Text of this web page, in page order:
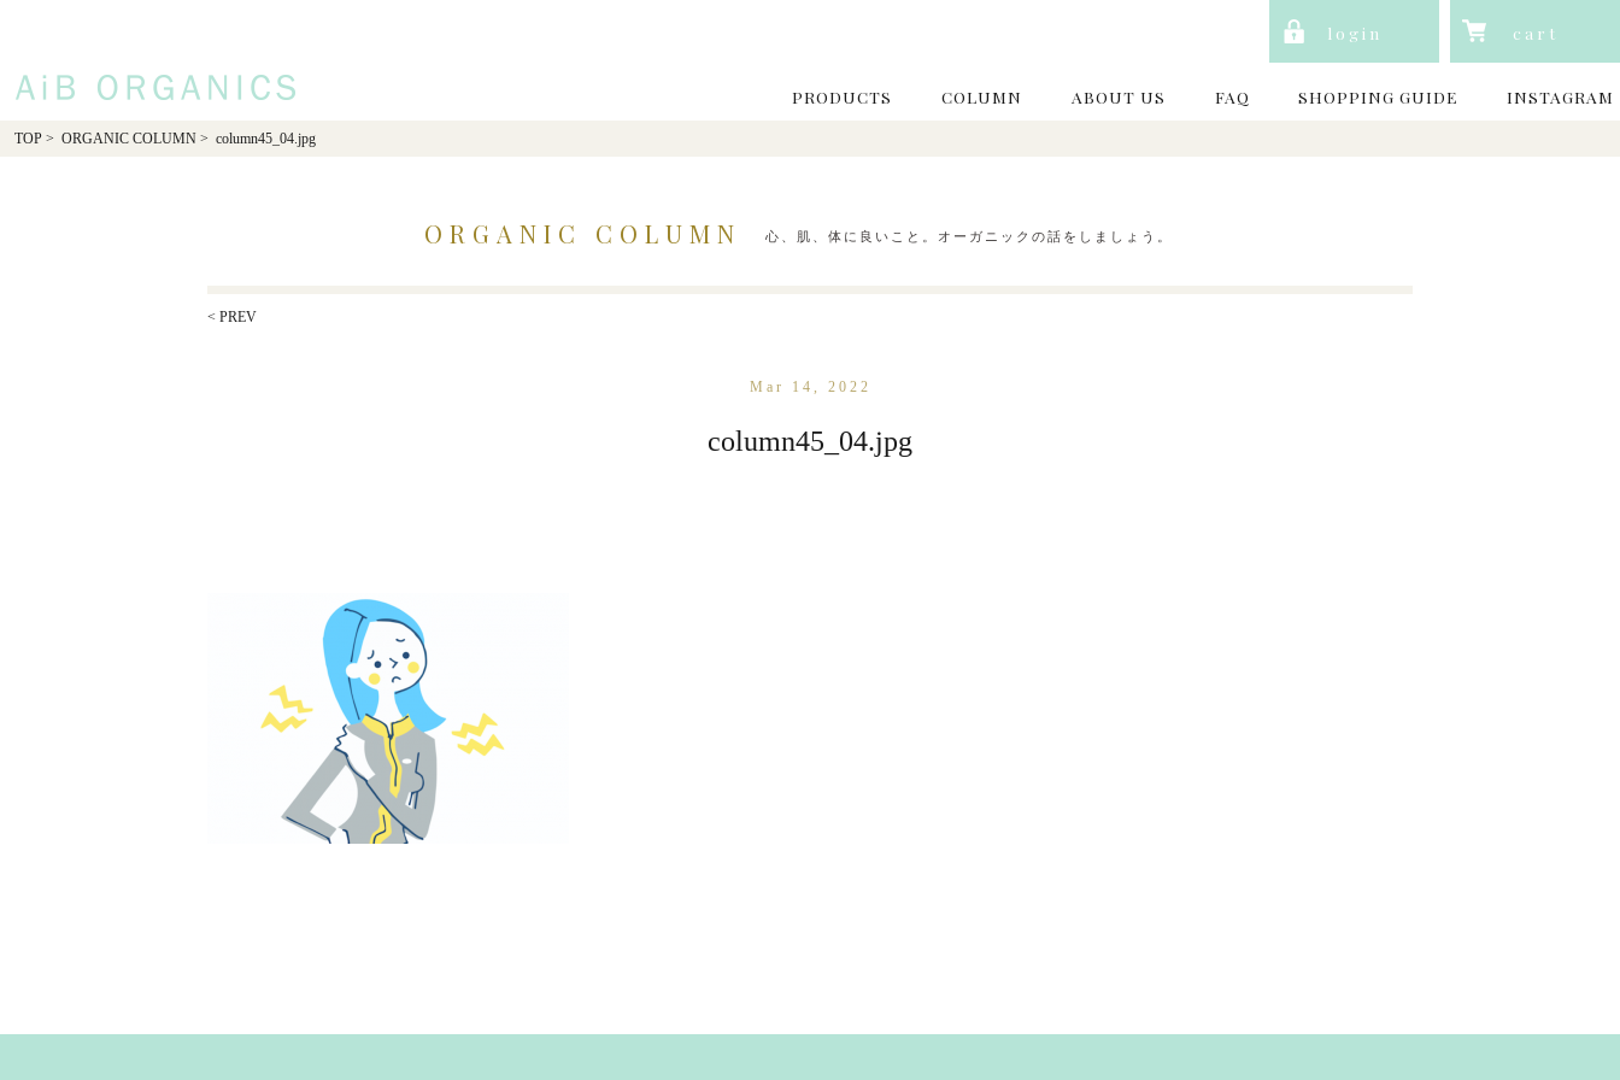
login cart
PRODUCTS COLUMN ABOUT US FAQ SHOPPING GUIDE INSTAGRAM
TOP> ORGANIC COLUMN> column45_04.jpg
ORGANIC COLUMN 心、肌、体に良いこと。オーガニックの話をしましょう。
< PREV
Mar 14, 2022
column45_04.jpg